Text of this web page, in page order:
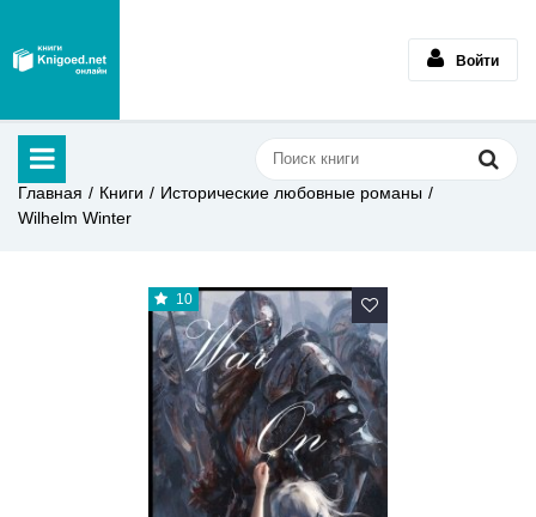
Войти
Главная Книги
Исторические любовные романы
Wilhelm Winter
10